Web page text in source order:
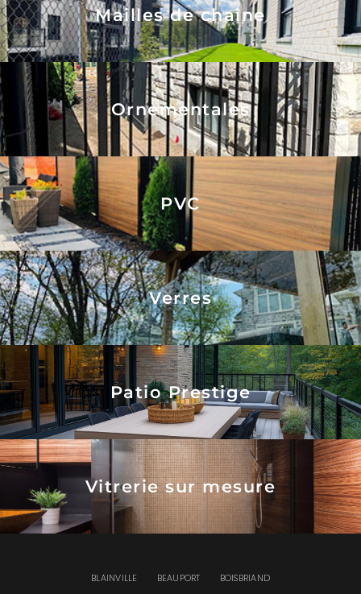
Mailles de chaîne
Ornementales
PVC
Verres
Patio Prestige
Vitrerie sur mesure
BLAINVILLE BEAUPORT
BOISBRIAND